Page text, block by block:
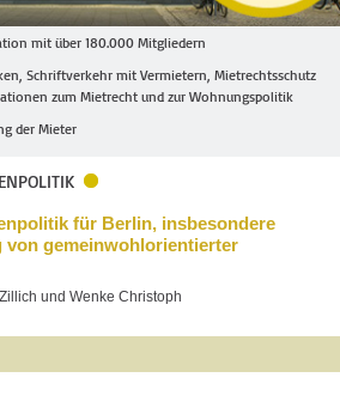
mit über 180.000 Mitgliedern
Schriftverkehr mit Vermietern, Mietrechtsschutz
zum Mietrecht und zur Wohnungspolitik
der Mieter
für Berlin, insbesondere
von gemeinwohlorientierter
und Wenke Christoph